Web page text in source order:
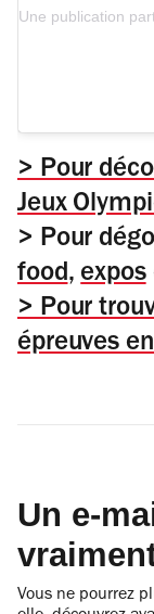
> Pour
Jeux
> Pour
food, expos
> Pour
épreuves
Un e-
Vous ne pourrez